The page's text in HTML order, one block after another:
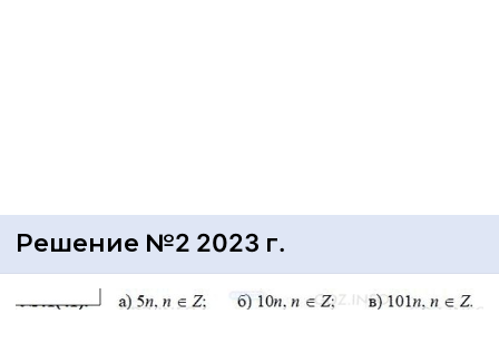
Решение №2 2023 г.